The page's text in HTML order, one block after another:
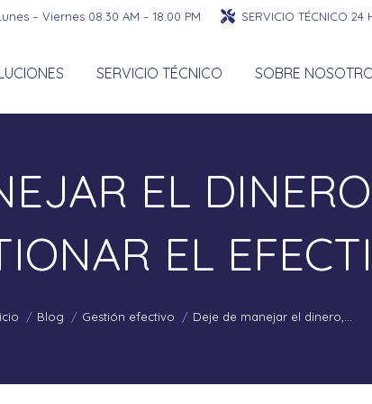
– Viernes 08.30 AM – 18.00 PM SERVICIO TÉCNICO 24
SERVICIO TÉCNICO SOBRE
EL
EL
Estás aquí:
Blog Gestión efectivo Deje de manejar el dinero,…